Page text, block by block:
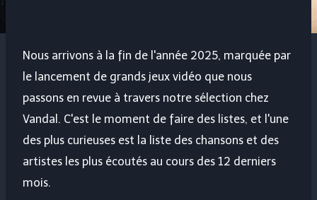
Nous arrivons à la fin de l'année 2025, marquée par
le lancement de grands jeux vidéo que nous
passons en revue à travers notre sélection chez
Vandal. C'est le moment de faire des listes, et l'une
des plus curieuses est la liste des chansons et des
artistes les plus écoutés au cours des 12 derniers
mois.